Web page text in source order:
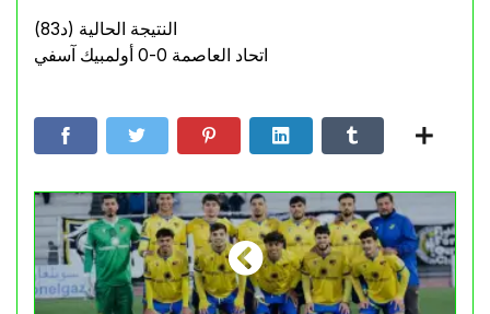
النتيجة الحالية (د83)
اتحاد العاصمة 0-0 أولمبيك آسفي